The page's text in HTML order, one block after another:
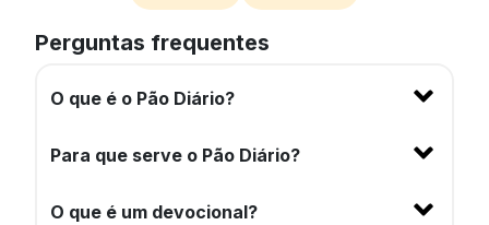
Perguntas frequentes
O que é o Pão Diário?
Para que serve o Pão Diário?
O que é um devocional?